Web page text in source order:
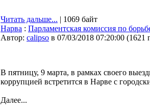
Читать дальше... | 1069 байт
Нарва : Парламентская комиссия по
Автор: calipso в 07/03/2018 07:20:00 (1621
В пятницу, 9 марта, в рамках своего
коррупцией встретится в Нарве с
Далее...